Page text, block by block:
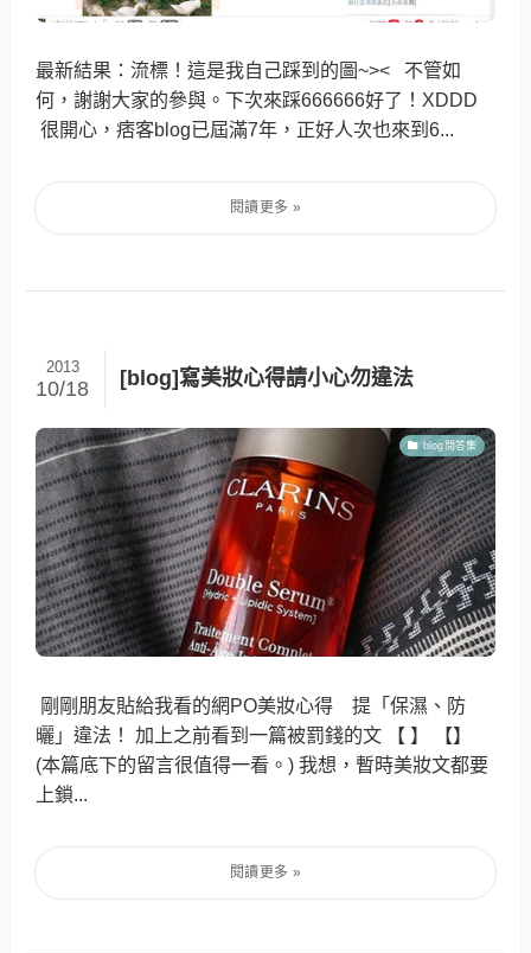
最新結果：流標！這是我自己踩到的圖~>< 不管如
何，謝謝大家的參與。下次來踩666666好了！XDDD
很開心，痞客blog已屆滿7年，正好人次也來到6...
[blog]寫美妝心得請小心勿違法
2013
10/18
blog問答集
剛剛朋友貼給我看的網PO美妝心得 提「保濕、防
曬」違法！ 加上之前看到一篇被罰錢的文 【 】 【】
(本篇底下的留言很值得一看。) 我想，暫時美妝文都要
上鎖...